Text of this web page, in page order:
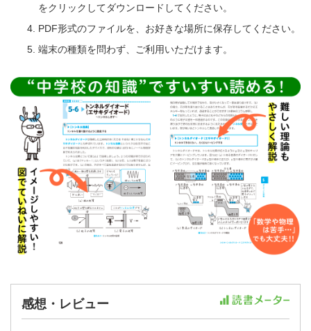
をクリックしてダウンロードしてください。
PDF形式のファイルを、お好きな場所に保存してください。
端末の種類を問わず、ご利用いただけます。
感想・レビュー